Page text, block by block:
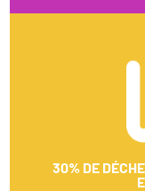
30% DE